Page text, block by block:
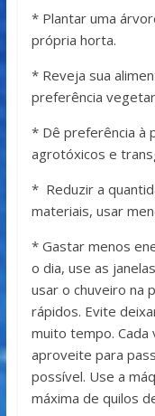
* Plantar uma
própria horta.
* Reveja sua
preferência
* Dê preferência à
agrotóxicos e
* Reduzir a
materiais, usar
* Gastar menos
o dia, use as
usar o chuveiro na
rápidos. Evite
muito tempo.
aproveite para
possível. Use a
máxima de quilos